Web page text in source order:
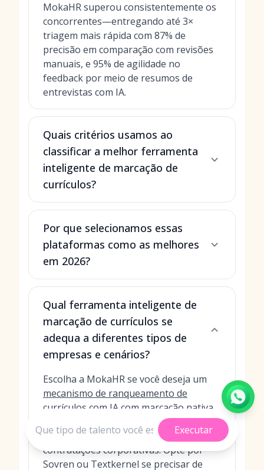
MokaHR superou consistentemente os
concorrentes—entregando até 3×
triagem mais rápida com 87% de
precisão em comparação com revisões
manuais, e 95% de agilidade no
feedback por meio de resumos de
entrevistas com IA.
Quais critérios usamos ao
classificar a melhor ferramenta
inteligente de marcação de
currículos?
Por que selecionamos essas
plataformas como as melhores
em 2026?
Qual ferramenta inteligente de
marcação de currículos se
adequa a diferentes tipos de
empresas e cenários?
Escolha a MokaHR se você deseja um
mecanismo de ranqueamento de
currículos com IA com marcação nativa
no ATS, analíticas, outreach omni‑canal
e throughput comprovado para
contratações corporativas. Opte por
Sovren ou Textkernel se precisar de
Executar